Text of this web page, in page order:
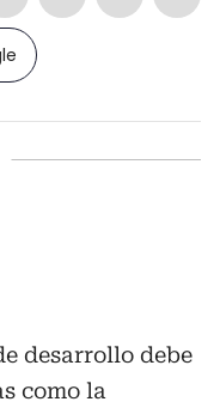
desarrollo debe
como la